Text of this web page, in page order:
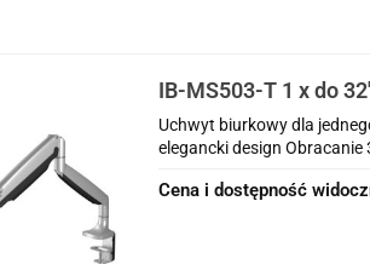
IB-MS503-T 1 x do
Uchwyt biurkowy dla
elegancki design
Cena i dostępność